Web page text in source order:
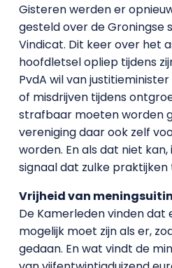
Gisteren werden er
gesteld over de Groningse
Vindicat. Dit keer over het
hoofdletsel opliep tijdens
PvdA wil van
of misdrijven tijdens
strafbaar moeten worden
vereniging daar ook zelf
worden. En als dat niet
signaal dat zulke praktijken
Vrijheid van
De Kamerleden vinden dat
mogelijk moet zijn als er,
gedaan. En wat vindt de